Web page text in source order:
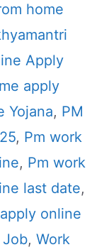
home
Apply
apply
Yojana, PM
, Pm work
, Pm work
last date,
online
Job, Work